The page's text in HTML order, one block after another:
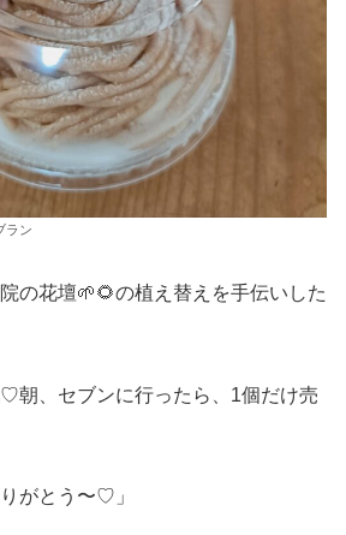
ラン
の花壇🌱🌻の植え替えを手伝いした
♡朝、セブンに行ったら、1個だけ売
がとう〜♡」